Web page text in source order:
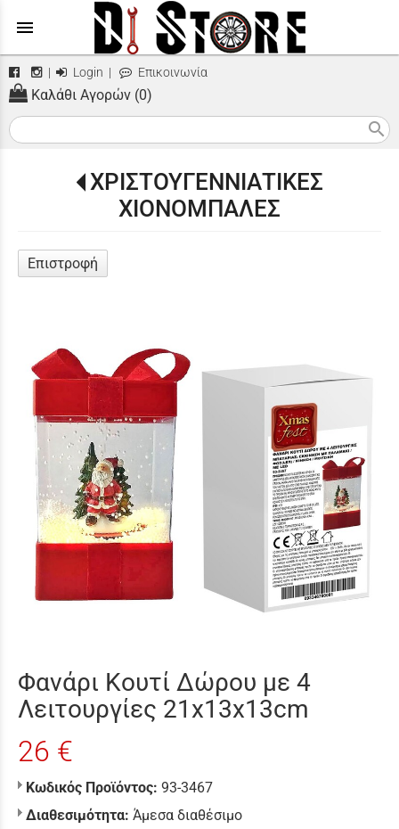
menu
| Login | Επικοινωνία
Καλάθι Αγορών (0)
search
ΧΡΙΣΤΟΥΓΕΝΝΙΑΤΙΚΕΣ
ΧΙΟΝΟΜΠΑΛΕΣ
Επιστροφή
Φανάρι Κουτί Δώρου με 4
Λειτουργίες 21x13x13cm
26 €
Κωδικός Προϊόντος: 93-3467
Διαθεσιμότητα: Άμεσα διαθέσιμο